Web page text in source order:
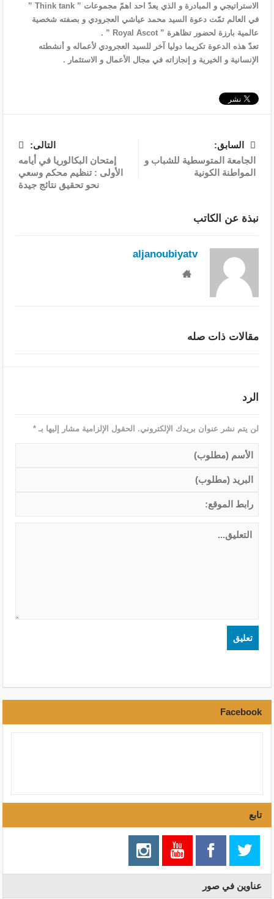
الاستراتيجي و المبادرة و الذي يعدّ احد اهمّ مجموعات ” Think tank ”
في العالم تمّت دعوة السيد محمد عياشي العجرودي و بصفته شخصية
عالمية بارزة لحضور تظاهرة ” Royal Ascot ” .
تعدّ هذه الدعوة تكريما دوليا آخر للسيد العجرودي لأعماله و أنشطته
الإنسانية و الخيرية و إنجازاته في مجال الأعمال و الاستثمار .
السابق:
الجامعة المتوسطية للشباب و
المواطنة الكونية
التالى:
إمتحان البكالوريا في أيامه
الأولى : تنظيم محكم وسعي
نحو تحقيق نتائج جيدة
نبذة عن الكاتب
aljanoubiyatv
مقالات ذات صله
الرد
لن يتم نشر عنوان بريدك الإلكتروني. الحقول الإلزامية مشار إليها بـ*
Facebook
تابع
عناوين في صور